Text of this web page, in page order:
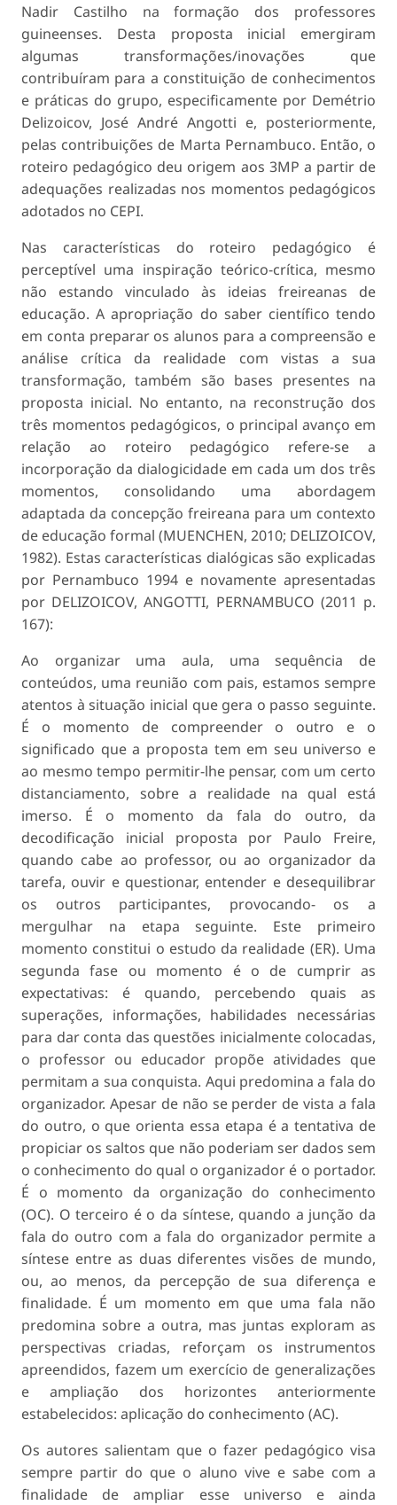
Nadir Castilho na formação dos professores
guineenses. Desta proposta inicial emergiram
algumas transformações/inovações que
contribuíram para a constituição de conhecimentos
e práticas do grupo, especificamente por Demétrio
Delizoicov, José André Angotti e, posteriormente,
pelas contribuições de Marta Pernambuco. Então, o
roteiro pedagógico deu origem aos 3MP a partir de
adequações realizadas nos momentos pedagógicos
adotados no CEPI.
Nas características do roteiro pedagógico é
perceptível uma inspiração teórico-crítica, mesmo
não estando vinculado às ideias freireanas de
educação. A apropriação do saber científico tendo
em conta preparar os alunos para a compreensão e
análise crítica da realidade com vistas a sua
transformação, também são bases presentes na
proposta inicial. No entanto, na reconstrução dos
três momentos pedagógicos, o principal avanço em
relação ao roteiro pedagógico refere-se a
incorporação da dialogicidade em cada um dos três
momentos, consolidando uma abordagem
adaptada da concepção freireana para um contexto
de educação formal (MUENCHEN, 2010; DELIZOICOV,
1982). Estas características dialógicas são explicadas
por Pernambuco 1994 e novamente apresentadas
por DELIZOICOV, ANGOTTI, PERNAMBUCO (2011 p.
167):
Ao organizar uma aula, uma sequência de
conteúdos, uma reunião com pais, estamos sempre
atentos à situação inicial que gera o passo seguinte.
É o momento de compreender o outro e o
significado que a proposta tem em seu universo e
ao mesmo tempo permitir-lhe pensar, com um certo
distanciamento, sobre a realidade na qual está
imerso. É o momento da fala do outro, da
decodificação inicial proposta por Paulo Freire,
quando cabe ao professor, ou ao organizador da
tarefa, ouvir e questionar, entender e desequilibrar
os outros participantes, provocando- os a
mergulhar na etapa seguinte. Este primeiro
momento constitui o estudo da realidade (ER). Uma
segunda fase ou momento é o de cumprir as
expectativas: é quando, percebendo quais as
superações, informações, habilidades necessárias
para dar conta das questões inicialmente colocadas,
o professor ou educador propõe atividades que
permitam a sua conquista. Aqui predomina a fala do
organizador. Apesar de não se perder de vista a fala
do outro, o que orienta essa etapa é a tentativa de
propiciar os saltos que não poderiam ser dados sem
o conhecimento do qual o organizador é o portador.
É o momento da organização do conhecimento
(OC). O terceiro é o da síntese, quando a junção da
fala do outro com a fala do organizador permite a
síntese entre as duas diferentes visões de mundo,
ou, ao menos, da percepção de sua diferença e
finalidade. É um momento em que uma fala não
predomina sobre a outra, mas juntas exploram as
perspectivas criadas, reforçam os instrumentos
apreendidos, fazem um exercício de generalizações
e ampliação dos horizontes anteriormente
estabelecidos: aplicação do conhecimento (AC).
Os autores salientam que o fazer pedagógico visa
sempre partir do que o aluno vive e sabe com a
finalidade de ampliar esse universo e ainda